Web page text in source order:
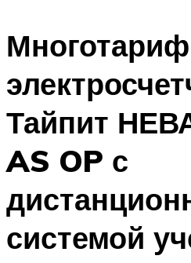
Тайпит
AS OP с
системой